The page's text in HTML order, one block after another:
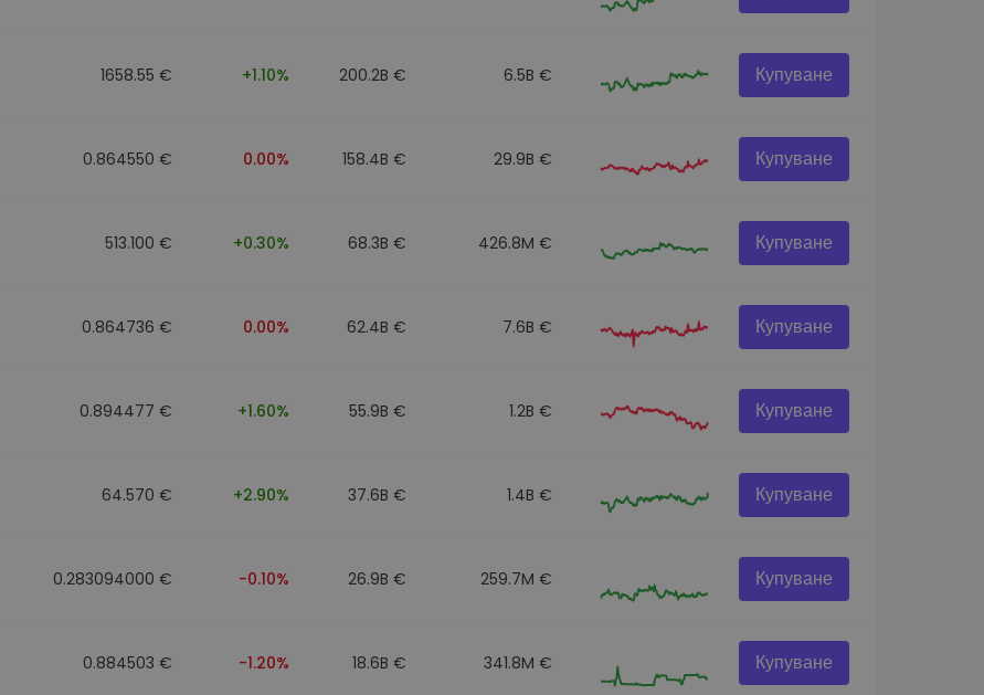
1658.55 € +1.10% 200.2B € 6.5B € Купуване
0.864550 € 0.00% 158.4B € 29.9B € Купуване
513.100 € +0.30% 68.3B € 426.8M € Купуване
0.864736 € 0.00% 62.4B € 7.6B € Купуване
0.894477 € +1.60% 55.9B € 1.2B € Купуване
64.570 € +2.90% 37.6B € 1.4B € Купуване
0.283094000 € -0.10% 26.9B € 259.7M € Купуване
0.884503 € -1.20% 18.6B € 341.8M € Купуване